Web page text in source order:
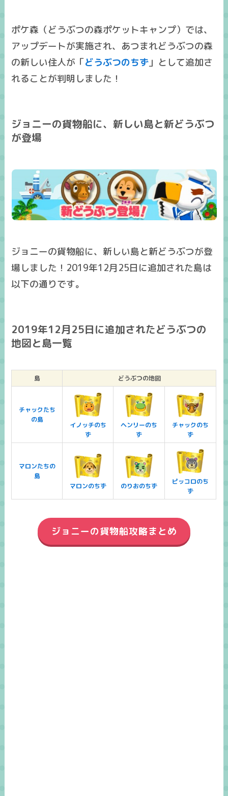
ポケ森（どうぶつの森ポケットキャンプ）では、
アップデートが実施され、あつまれどうぶつの森
の新しい住人が「どうぶつのちず 」として追加さ
れることが判明しました！
ジョニーの貨物船に、新しい島と新どうぶつ
が登場
ジョニーの貨物船に、新しい島と新どうぶつが登
場しました！2019年12月25日に追加された島は
以下の通りです。
2019年12月25日に追加されたどうぶつの
地図と島一覧
島 どうぶつの地図
チャックたち
の島
イノッチのち
ず
ヘンリーのち
ず
チャックのち
ず
マロンたちの
島
マロンのちず
のりおのちず
ピッコロのち
ず
ジョニーの貨物船攻略まとめ